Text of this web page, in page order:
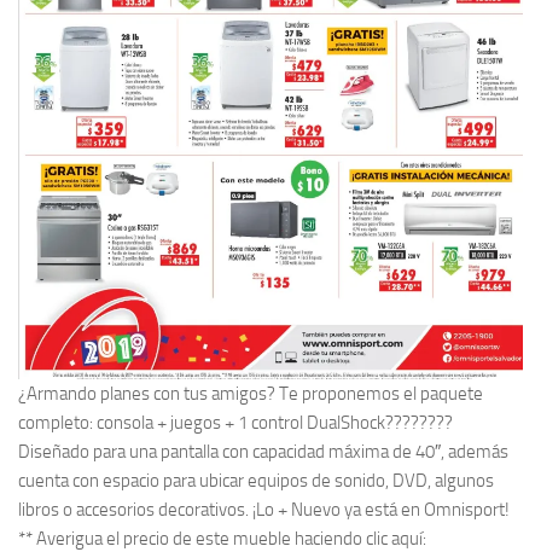
¿Armando planes con tus amigos? Te proponemos el paquete
completo: consola + juegos + 1 control DualShock????????
Diseñado para una pantalla con capacidad máxima de 40″, además
cuenta con espacio para ubicar equipos de sonido, DVD, algunos
libros o accesorios decorativos. ¡Lo + Nuevo ya está en Omnisport!
** Averigua el precio de este mueble haciendo clic aquí: